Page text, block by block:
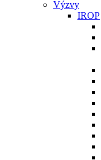
Výzvy
IROP